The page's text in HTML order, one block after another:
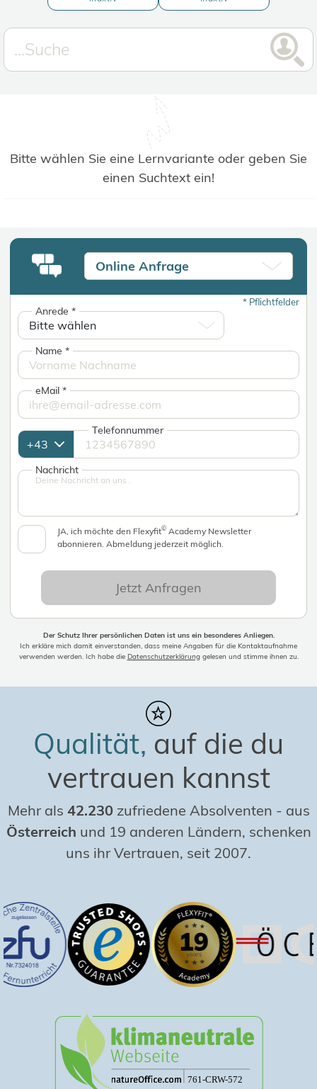
Bitte wählen Sie eine Lernvariante oder geben Sie
einen Suchtext ein!
Online Anfrage
*Pflichtfelder
Anrede*
Name*
eMail*
Telefonnummer
Nachricht
JA, ich möchte den Flexyfit© Academy Newsletter
abonnieren. Abmeldung jederzeit möglich.
Jetzt Anfragen
Der Schutz Ihrer persönlichen Daten ist uns ein besonderes Anliegen.
Ich erkläre mich damit einverstanden, dass meine Angaben für die Kontaktaufnahme
verwenden werden. Ich habe die Datenschutzerklärunggelesen und stimme ihnen zu.
Qualität, auf die du
vertrauen kannst
Mehr als 42.230 zufriedene Absolventen - aus
Österreich und 19 anderen Ländern, schenken
uns ihr Vertrauen, seit 2007.